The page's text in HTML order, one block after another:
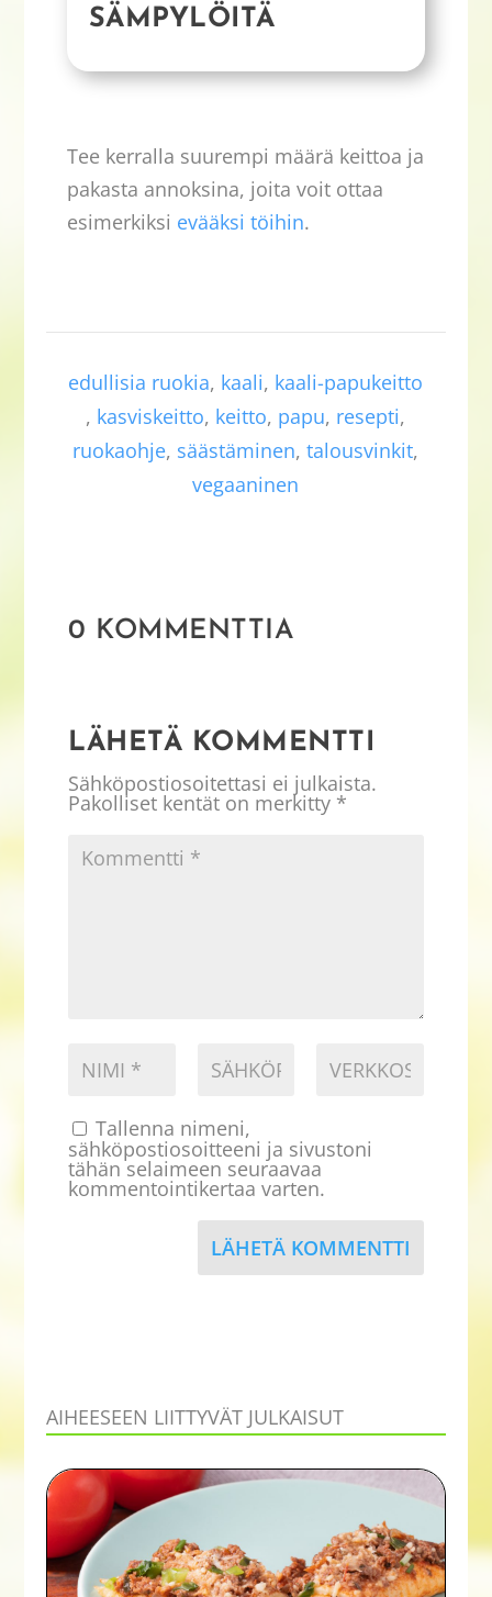
SÄMPYLÖITÄ
Tee kerralla suurempi määrä keittoa ja
pakasta annoksina, joita voit ottaa
esimerkiksi evääksi töihin.
edullisia ruokia, kaali, kaali-papukeitto
, kasviskeitto, keitto, papu, resepti,
ruokaohje, säästäminen,talousvinkit,
vegaaninen
0 KOMMENTTIA
LÄHETÄ KOMMENTTI
Sähköpostiosoitettasi ei julkaista.
Pakolliset kentät on merkitty *
Tallenna nimeni,
sähköpostiosoitteeni ja sivustoni
tähän selaimeen seuraavaa
kommentointikertaa varten.
LÄHETÄ KOMMENTTI
AIHEESEEN LIITTYVÄT JULKAISUT